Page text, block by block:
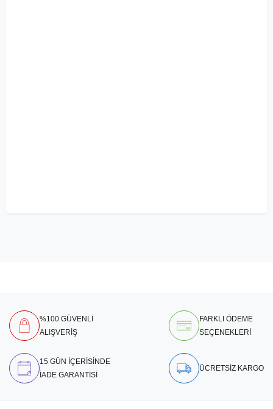
%100 GÜVENLİ
ALIŞVERİŞ
FARKLI ÖDEME
SEÇENEKLERİ
15 GÜN İÇERİSİNDE
İADE GARANTİSİ
ÜCRETSİZ KARGO